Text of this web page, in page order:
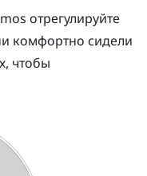
отрегулируйте
комфортно сидели
чтобы